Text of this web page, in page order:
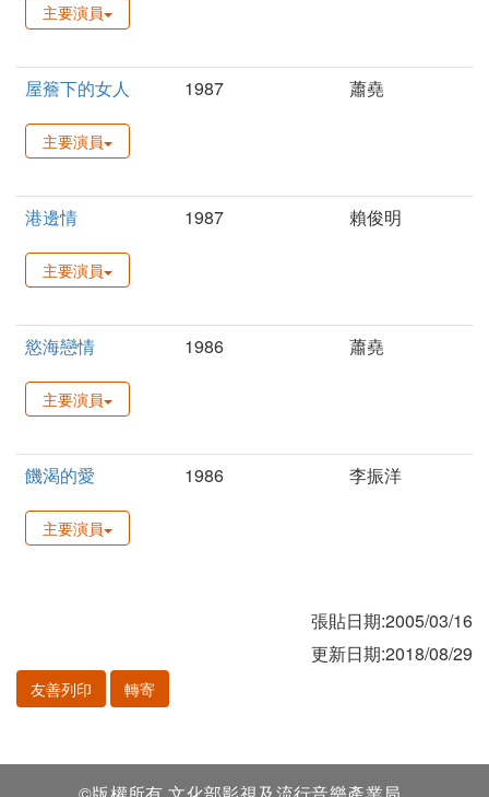
主要演員
屋簷下的女人 1987 蕭堯
主要演員
港邊情 1987 賴俊明
主要演員
慾海戀情 1986 蕭堯
主要演員
饑渴的愛 1986 李振洋
主要演員
張貼日期:2005/03/16
更新日期:2018/08/29
友善列印 轉寄